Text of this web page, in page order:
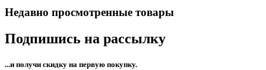
Недавно просмотренные товары
Подпишись на рассылку
...и получи скидку на первую покупку.